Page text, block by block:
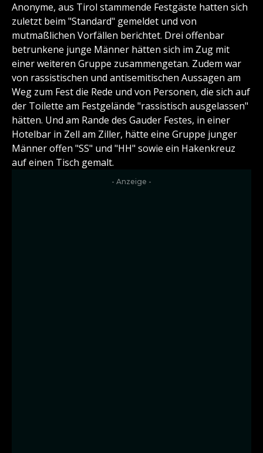
Anonyme, aus Tirol stammende Festgäste hatten sich
zuletzt beim "Standard" gemeldet und von
mutmaßlichen Vorfällen berichtet. Drei offenbar
betrunkene junge Männer hätten sich im Zug mit
einer weiteren Gruppe zusammengetan. Zudem war
von rassistischen und antisemitischen Aussagen am
Weg zum Fest die Rede und von Personen, die sich auf
der Toilette am Festgelände "rassistisch ausgelassen"
hätten. Und am Rande des Gauder Festes, in einer
Hotelbar in Zell am Ziller, hätte eine Gruppe junger
Männer offen "SS" und "HH" sowie ein Hakenkreuz
auf einen Tisch gemalt.
- Anzeige -